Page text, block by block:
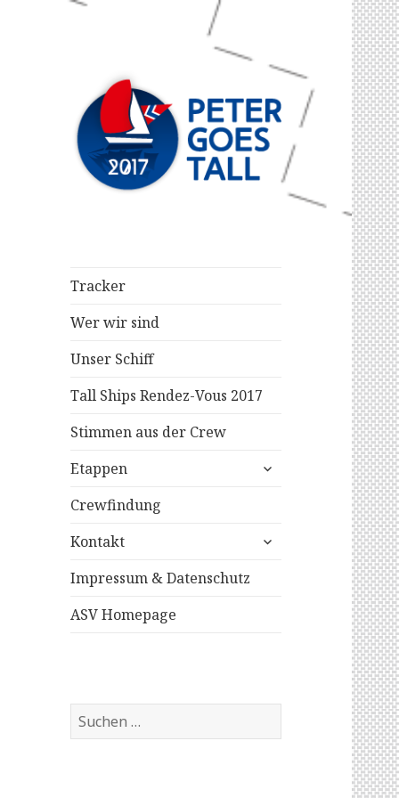
Tracker
Wer wir sind
Unser Schiff
Tall Ships Rendez-Vous 2017
Stimmen aus der Crew
Etappen
untermenü
Crewfindung
Kontakt
untermenü
Impressum & Datenschutz
ASV Homepage
S
u